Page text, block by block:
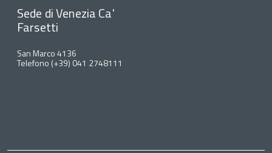
Sede di Venezia Ca'
Farsetti
San Marco 4136
Telefono (+39) 041 2748111